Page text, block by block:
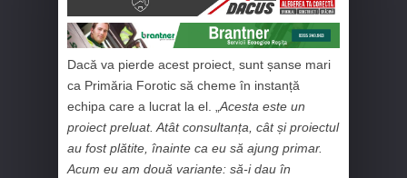
Dacă va pierde acest proiect, sunt șanse mari
ca Primăria Forotic să cheme în instanță
echipa care a lucrat la el. „ Acesta este un
proiect preluat. Atât consultanța, cât și proiectul
au fost plătite, înainte ca eu să ajung primar.
Acum eu am două variante: să-i dau în